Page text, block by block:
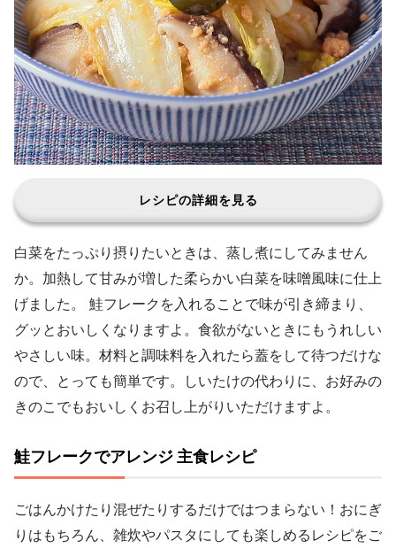
レシピの詳細を見る
白菜をたっぷり摂りたいときは、蒸し煮にしてみません
か。加熱して甘みが増した柔らかい白菜を味噌風味に仕上
げました。 鮭フレークを入れることで味が引き締まり、
グッとおいしくなりますよ。食欲がないときにもうれしい
やさしい味。材料と調味料を入れたら蓋をして待つだけな
ので、とっても簡単です。しいたけの代わりに、お好みの
きのこでもおいしくお召し上がりいただけますよ。
鮭フレークでアレンジ 主食レシピ
ごはんかけたり混ぜたりするだけではつまらない！おにぎ
りはもちろん、雑炊やパスタにしても楽しめるレシピをご